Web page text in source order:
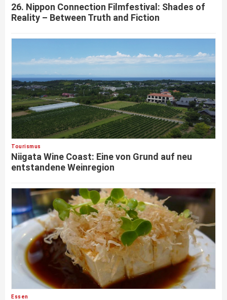
26. Nippon Connection Filmfestival: Shades of
Reality – Between Truth and Fiction
Tourismus
Niigata Wine Coast: Eine von Grund auf neu
entstandene Weinregion
Essen